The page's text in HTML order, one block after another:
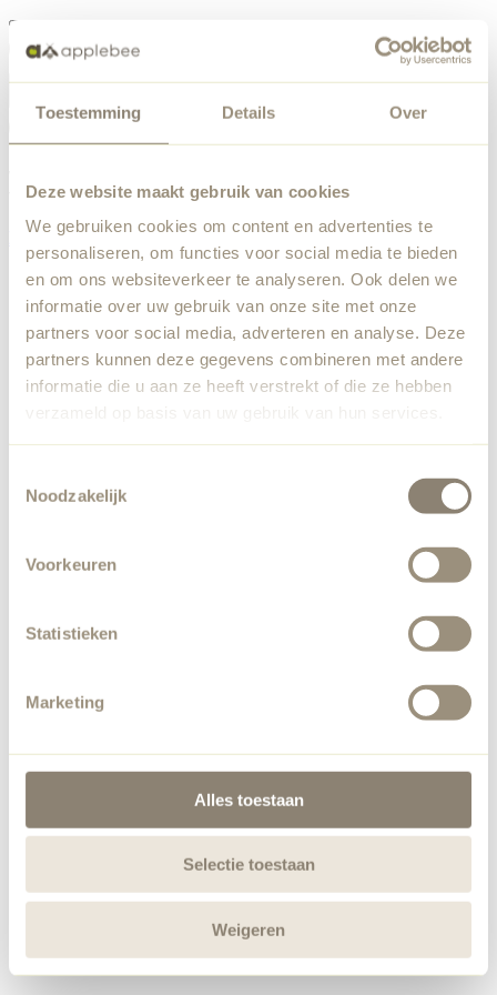
Toestemming Details Over
Deze website maakt gebruik van cookies
We gebruiken cookies om content en advertenties te
personaliseren, om functies voor social media te bieden
en om ons websiteverkeer te analyseren. Ook delen we
informatie over uw gebruik van onze site met onze
partners voor social media, adverteren en analyse. Deze
partners kunnen deze gegevens combineren met andere
informatie die u aan ze heeft verstrekt of die ze hebben
verzameld op basis van uw gebruik van hun services.
Noodzakelijk
Voorkeuren
Statistieken
Marketing
Alles toestaan
Selectie toestaan
Weigeren
Etwas ist schiefgelaufen
Team wurde benachrichtigt.
Zurück zur Startseite